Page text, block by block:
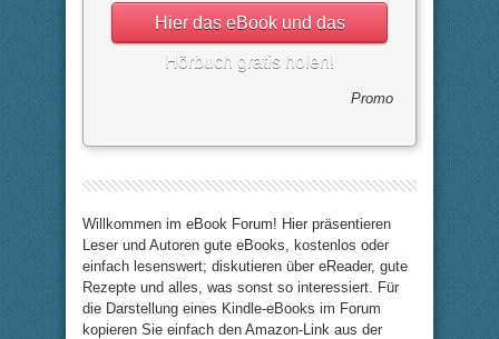
Hier das eBook und das
Hörbuch gratis holen!
Promo
Willkommen im eBook Forum! Hier präsentieren
Leser und Autoren gute eBooks, kostenlos oder
einfach lesenswert; diskutieren über eReader, gute
Rezepte und alles, was sonst so interessiert. Für
die Darstellung eines Kindle-eBooks im Forum
kopieren Sie einfach den Amazon-Link aus der